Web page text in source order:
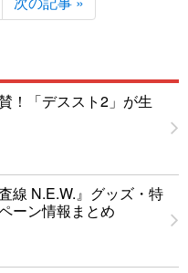
！「デススト2」が生
線 N.E.W.』グッズ・特
ーン情報まとめ